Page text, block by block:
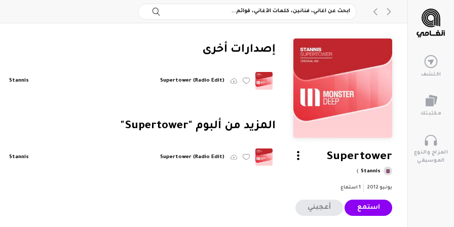
اكتشف
مكتبتك
المزاج والنوع
الموسيقي
Supertower
Stannis
يونيو 2012 1 استماع
استمع أعجبني
‏إصدارات أخرى
Supertower (Radio Edit)
Stannis
‏المزيد من ألبوم "Supertower"
Supertower (Radio Edit)
Stannis